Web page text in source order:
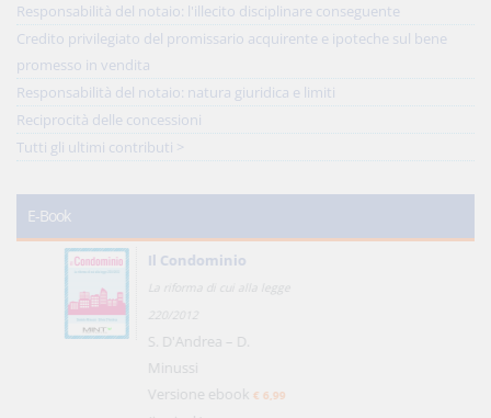
Responsabilità del notaio: l'illecito disciplinare conseguente
Credito privilegiato del promissario acquirente e ipoteche sul bene
promesso in vendita
Responsabilità del notaio: natura giuridica e limiti
Reciprocità delle concessioni
Tutti gli ultimi contributi >
E-Book
Il Condominio
La riforma di cui alla legge
220/2012
S. D'Andrea – D.
Minussi
Versione ebook€ 6,99